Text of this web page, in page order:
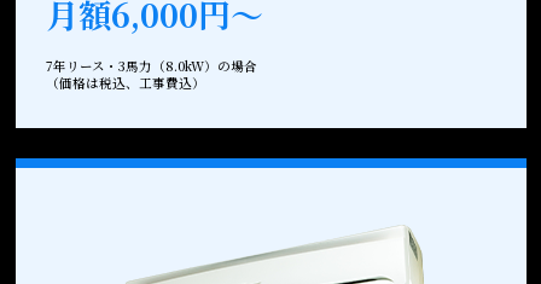
月額6,000円～
7年リース・3馬力（8.0kW）の場合
（価格は税込、工事費込）